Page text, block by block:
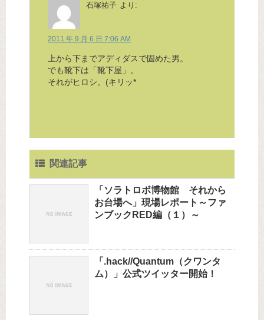
石塚祐子 より:
2011 年 9 月 6 日 7:06 AM
上から下までアディダスで固めた男。
でも靴下は「靴下屋」。
それがヒロシ。(キリッ*
関連記事
「ソラトロボ博物館 それから
お台場へ」現場レポート～ファ
ンブックRED編（１）～
「.hack//Quantum（クワンタ
ム）」公式ツイッター開始！